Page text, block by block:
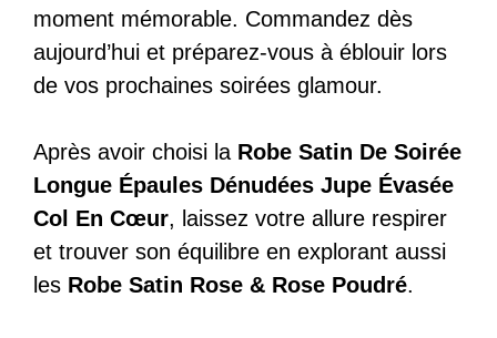
moment mémorable. Commandez dès
aujourd’hui et préparez-vous à éblouir lors
de vos prochaines soirées glamour.
Après avoir choisi la Robe Satin De Soirée
Longue Épaules Dénudées Jupe Évasée
Col En Cœur, laissez votre allure respirer
et trouver son équilibre en explorant aussi
les Robe Satin Rose & Rose Poudré.